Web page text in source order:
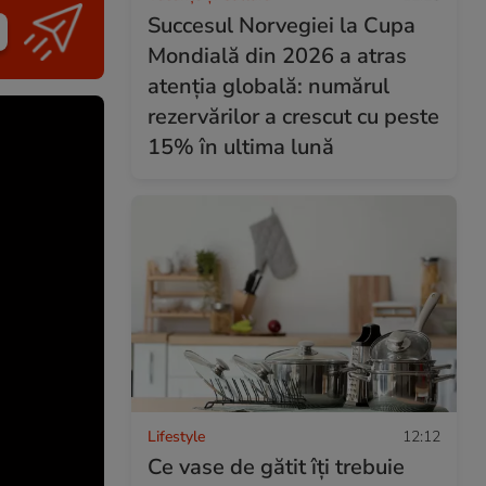
Succesul Norvegiei la Cupa
Mondială din 2026 a atras
atenția globală: numărul
rezervărilor a crescut cu peste
15% în ultima lună
Lifestyle 12:12
Ce vase de gătit îți trebuie